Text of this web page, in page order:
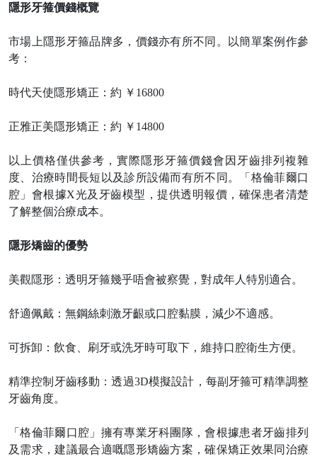
隱形牙箍價錢概覽
市場上隱形牙箍品牌多，價錢亦有所不同。以簡單案例作參
考：
時代天使隱形矯正：約 ￥ 16800
正雅正美隱形矯正：約 ￥ 14800
以上價格僅供參考，實際隱形牙箍價錢會因牙齒排列複雜
度、治療時間長短以及診所設備而有所不同。「格倫菲爾口
腔」會根據X光及牙齒模型，提供透明報價，確保患者清楚
了解整個治療成本。
隱形矯齒的優勢
美觀隱形：透明牙箍幾乎唔會被察覺，對成年人特別適合。
舒適佩戴：無鋼絲刺激牙齦或口腔黏膜，減少不適感。
可拆卸：飲食、刷牙或洗牙時可取下，維持口腔衛生方便。
精準控制牙齒移動：透過3D模擬設計，每副牙箍可精準調整
牙齒角度。
「格倫菲爾口腔」擁有專業牙科團隊，會根據患者牙齒排列
及需求，建議最合適嘅隱形矯齒方案，確保矯正效果同治療